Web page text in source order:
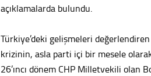
açıklamalarda bulundu.
Türkiye’deki gelişmeleri
krizinin, asla parti içi bir mesele
26’ıncı dönem CHP Milletvekili olan